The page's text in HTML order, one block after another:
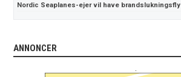
Nordic Seaplanes-ejer vil have brandslukningsfly
ANNONCER